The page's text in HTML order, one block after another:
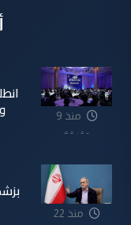
منذ 9
دقيقة
منذ 22